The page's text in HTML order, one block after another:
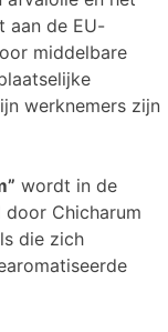
aan de EU-
middelbare
werknemers zijn
wordt in de
door Chicharum
die zich